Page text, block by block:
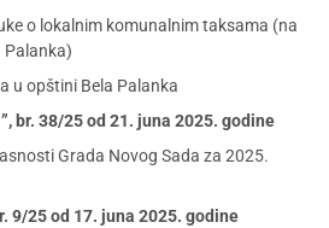
o lokalnim komunalnim taksama (na
Palanka)
u opštini Bela Palanka
br. 38/25 od 21. juna 2025. godine
Grada Novog Sada za 2025.
9/25 od 17. juna 2025. godine